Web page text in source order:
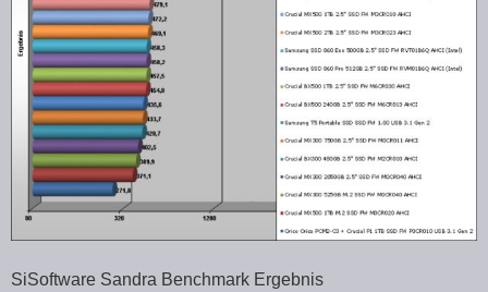
SiSoftware Sandra Benchmark Ergebnis